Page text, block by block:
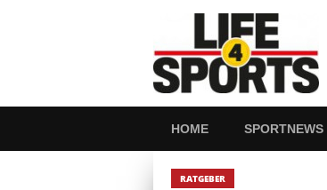
HOME SPORTNEWS
RATGEBER